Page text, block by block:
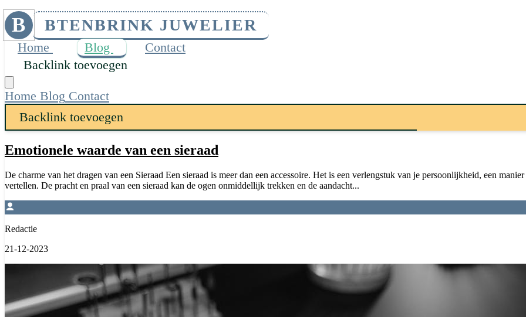
B BTENBRINK JUWELIER
Home Blog
Contact
Backlink toevoegen
Home Blog Contact
Backlink toevoegen
Emotionele waarde van een sieraad
De charme van het dragen van een Sieraad Een sieraad is meer dan een accessoire. Het is een verlengstuk van je persoonlijkheid, een
vertellen. De pracht en praal van een sieraad kan de ogen onmiddellijk trekken en de aandacht...
Redactie
21-12-2023